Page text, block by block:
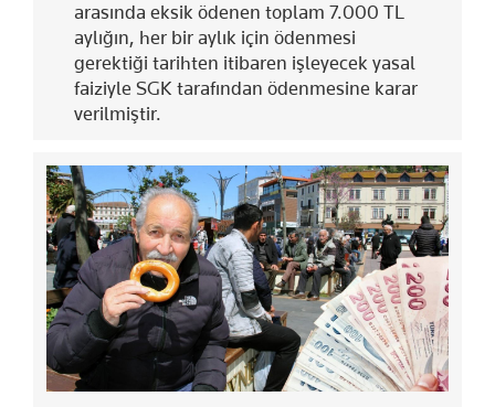
arasında eksik ödenen toplam 7.000 TL
aylığın, her bir aylık için ödenmesi
gerektiği tarihten itibaren işleyecek yasal
faiziyle SGK tarafından ödenmesine karar
verilmiştir.